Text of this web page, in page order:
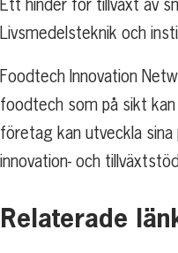
Ett hinder för tillväxt av
Livsmedelsteknik och
Foodtech Innovation
foodtech som på sikt
företag kan utveckla
innovation- och
Relaterade